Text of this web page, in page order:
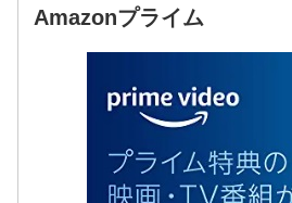
Amazonプライム